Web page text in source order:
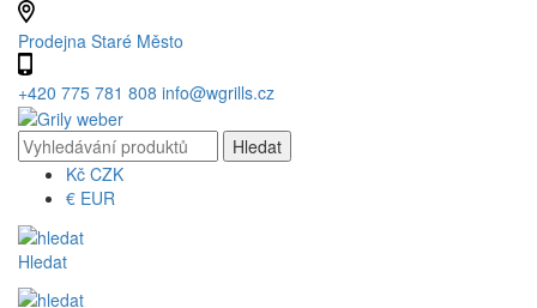
Prodejna Staré Město
+420 775 781 808 info@wgrills.cz
Kč CZK
€ EUR
Hledat